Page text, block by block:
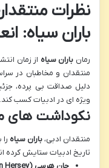
نظرات
باران سیاه:
رمان باران سیاه از زمان
منتقدان و مخاطبان در
دلیل صداقت بی پرده،
ویژه ای در ادبیات کسب کند.
نکوداشت های
منتقدان ادبی،باران سیاه
تاریخ ادبیات ستایش کرده